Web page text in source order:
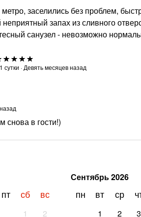
пт сб вс
1 2
Сентябрь2026
пн вт ср
1 2 3
заселились без проблем,
запах из сливного
санузел - невозможно
1 сутки · Девять месяцев назад
снова в гости!)